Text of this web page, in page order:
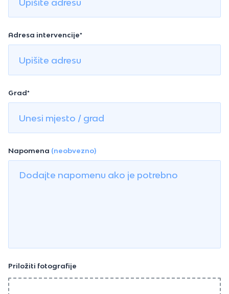
Adresa intervencije*
Grad*
Napomena (neobvezno)
Priložiti fotografije